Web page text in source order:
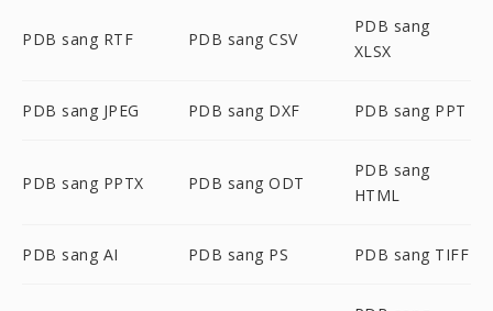
PDB sang RTF PDB sang CSV
PDB sang
XLSX
PDB sang JPEG PDB sang DXF PDB sang PPT
PDB sang PPTX PDB sang ODT
PDB sang
HTML
PDB sang AI PDB sang PS PDB sang TIFF